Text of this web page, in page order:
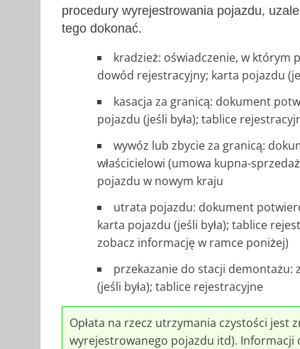
procedury wyrejestrowania pojazdu,
tego dokonać.
kradzież: oświadczenie, w którym
dowód rejestracyjny; karta pojazdu
kasacja za granicą: dokument
pojazdu (jeśli była); tablice
wywóz lub zbycie za granicą:
właścicielowi (umowa kupna-
pojazdu w nowym kraju
utrata pojazdu: dokument
karta pojazdu (jeśli była); tablice
zobacz informację w ramce poniżej)
przekazanie do stacji demontażu:
(jeśli była); tablice rejestracyjne
Opłata na rzecz utrzymania czystości jest
wyrejestrowanego pojazdu itd). Informacji